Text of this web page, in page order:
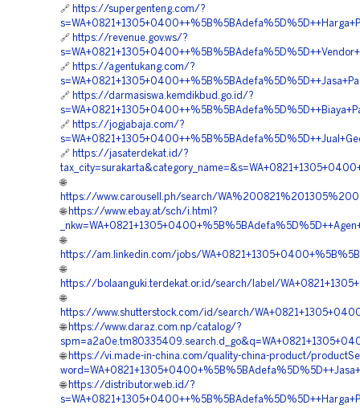
🔗 https://supergenteng.com/?
🔗 https://revenue.gov.ws/?
🔗 https://agentukang.com/?
🔗 https://darmasiswa.kemdikbud.go.id/?
🔗 https://jogjabaja.com/?
🔗 https://jasaterdekat.id/?
🌐
https://www.carousell.ph/search/
🌐 https://www.ebay.at/sch/i.html?
🌐
https://am.linkedin.com/jobs/
🌐
https://bolaanguki.terdekat.or.id/search/label/
🌐
https://www.shutterstock.com/id/search/
🌐 https://www.daraz.com.np/catalog/?
🌐 https://vi.made-in-china.com/quality-china-product/
🌐 https://distributor.web.id/?